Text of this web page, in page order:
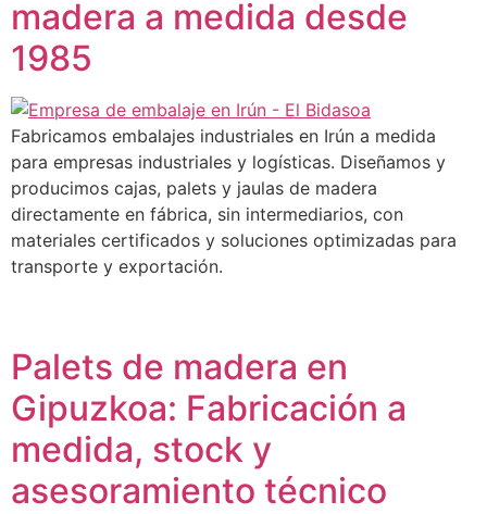
madera a medida desde
1985
Fabricamos embalajes industriales en Irún a medida
para empresas industriales y logísticas. Diseñamos y
producimos cajas, palets y jaulas de madera
directamente en fábrica, sin intermediarios, con
materiales certificados y soluciones optimizadas para
transporte y exportación.
Palets de madera en
Gipuzkoa: Fabricación a
medida, stock y
asesoramiento técnico